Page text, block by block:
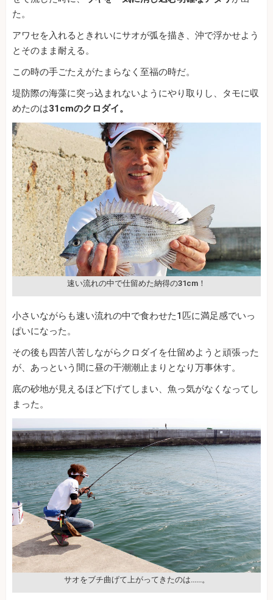
た。
アワセを入れるときれいにサオが弧を描き、沖で浮かせよう
とそのまま耐える。
この時の手ごたえがたまらなく至福の時だ。
堤防際の海藻に突っ込まれないようにやり取りし、タモに収
めたのは31cmのクロダイ。
速い流れの中で仕留めた納得の31cm！
小さいながらも速い流れの中で食わせた1匹に満足感でいっ
ぱいになった。
その後も四苦八苦しながらクロダイを仕留めようと頑張った
が、あっという間に昼の干潮潮止まりとなり万事休す。
底の砂地が見えるほど下げてしまい、魚っ気がなくなってし
まった。
サオをブチ曲げて上がってきたのは……。